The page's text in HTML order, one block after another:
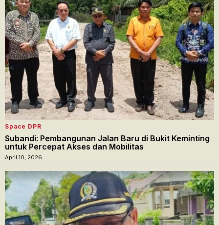
Space DPR
Subandi: Pembangunan Jalan Baru di Bukit Keminting
untuk Percepat Akses dan Mobilitas
April 10, 2026